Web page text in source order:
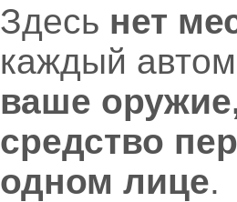
Здесь нет
каждый
ваше
средство
одном лице.